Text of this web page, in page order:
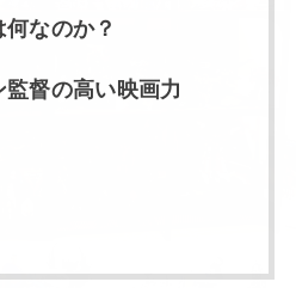
なのか？
督の高い映画力